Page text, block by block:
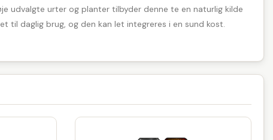
udvalgte urter og planter tilbyder denne te en naturlig kilde
til daglig brug, og den kan let integreres i en sund kost.